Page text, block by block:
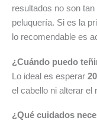
resultados no son
peluquería. Si es la
lo recomendable es
¿Cuándo puedo
Lo ideal es esperar
el cabello ni alterar el
¿Qué cuidados